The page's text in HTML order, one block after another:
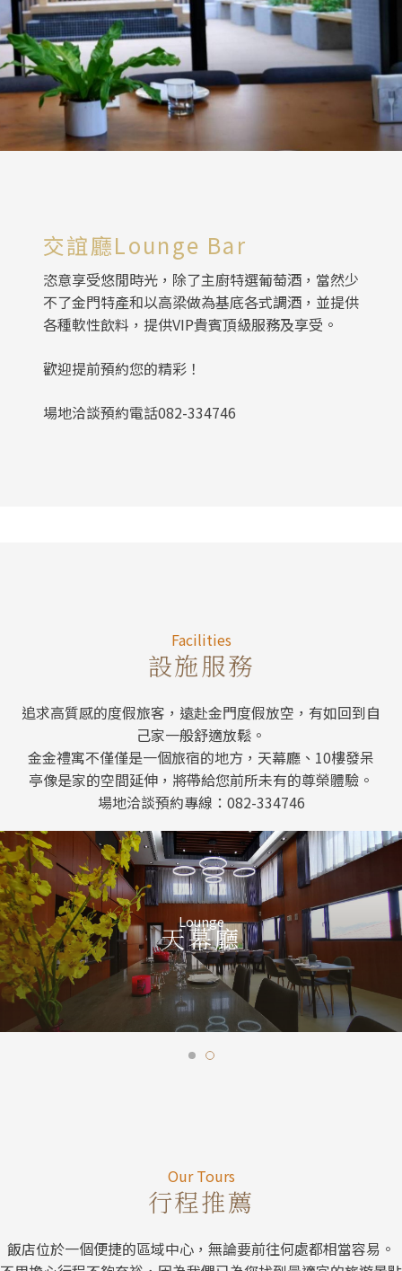
交誼廳Lounge Bar
恣意享受悠閒時光，除了主廚特選葡萄酒，當然少
不了金門特產和以高梁做為基底各式調酒，並提供
各種軟性飲料，提供VIP貴賓頂級服務及享受。
歡迎提前預約您的精彩！
場地洽談預約電話082-334746
Facilities
設施服務
追求高質感的度假旅客，遠赴金門度假放空，有如回到自
己家一般舒適放鬆。
金金禮寓不僅僅是一個旅宿的地方，天幕廳、10樓發呆
亭像是家的空間延伸，將帶給您前所未有的尊榮體驗。
場地洽談預約專線：082-334746
Sky Garden
發呆亭
Our
Our Tours
行程推薦
飯店位於一個便捷的區域中心，無論要前往何處都相當容易。